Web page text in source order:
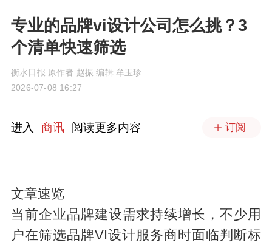
专业的品牌vi设计公司怎么挑？3
个清单快速筛选
衡水日报 原作者 赵振 编辑 牟玉珍
2026-07-08 16:27
进入 商讯 阅读更多内容 订阅
文章速览
当前企业品牌建设需求持续增长，不少用
户在筛选品牌VI设计服务商时面临判断标